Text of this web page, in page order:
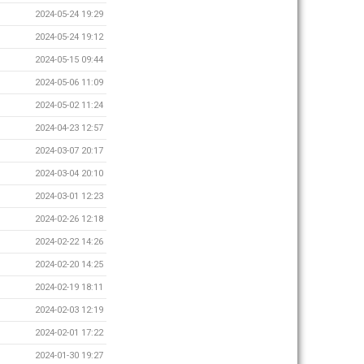
2024-05-24 19:29
2024-05-24 19:12
2024-05-15 09:44
2024-05-06 11:09
2024-05-02 11:24
2024-04-23 12:57
2024-03-07 20:17
2024-03-04 20:10
2024-03-01 12:23
2024-02-26 12:18
2024-02-22 14:26
2024-02-20 14:25
2024-02-19 18:11
2024-02-03 12:19
2024-02-01 17:22
2024-01-30 19:27